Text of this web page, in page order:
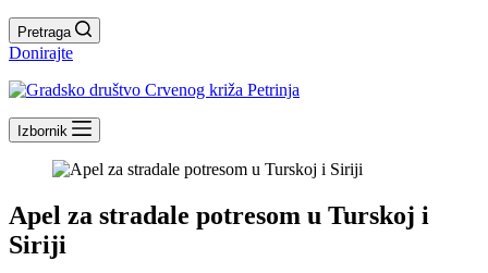
Pretraga
Donirajte
Izbornik
Apel za stradale potresom u Turskoj i
Siriji